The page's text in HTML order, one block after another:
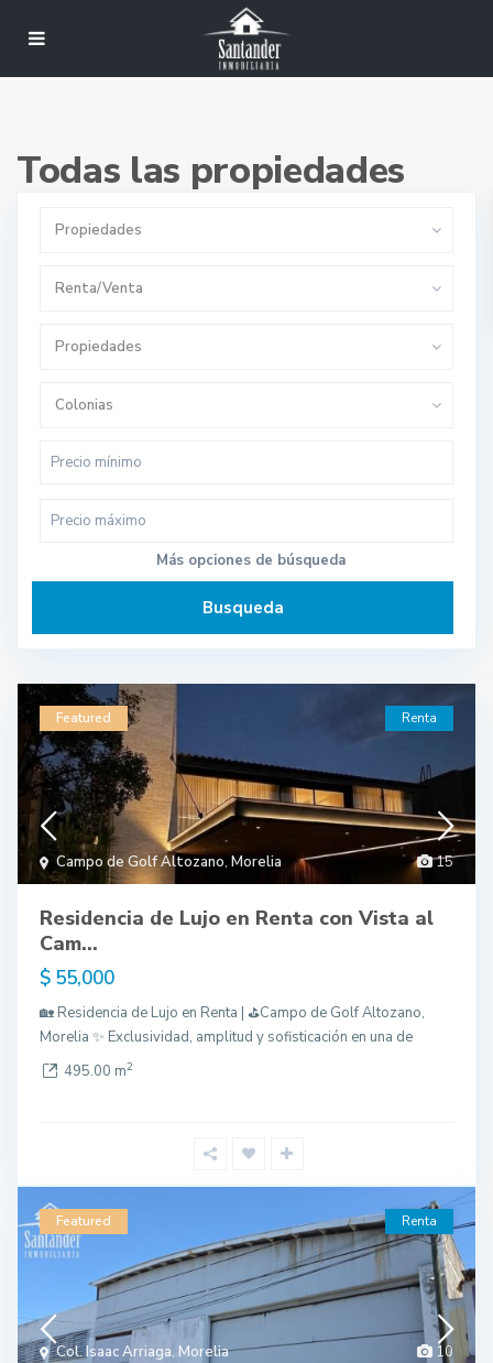
Todas las propiedades
Propiedades
Renta/Venta
Propiedades
Colonias
Más opciones de búsqueda
Busqueda
15
Campo de Golf Altozano, Morelia
Featured Renta
Residencia de Lujo en Renta con Vista al
Cam...
$ 55,000
🏡 Residencia de Lujo en Renta | ⛳Campo de Golf Altozano,
Morelia ✨ Exclusividad, amplitud y sofisticación en una de
495.00 m2
10
Col. Isaac Arriaga, Morelia
Featured Renta